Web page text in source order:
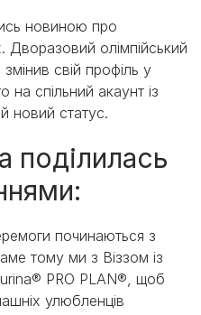
новиною про
олімпійський
свій профіль у
спільний акаунт із
новий статус.
поділилась
починаються з
тому ми з Віззом із
PRO PLAN®, щоб
улюбленців